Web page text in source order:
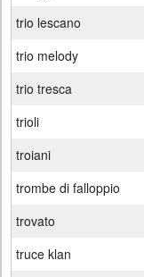
trio lescano
trio melody
trio tresca
trioli
troiani
trombe di falloppio
trovato
truce klan